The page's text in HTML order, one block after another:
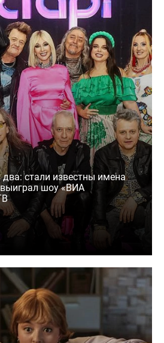
два: стали известны имена
шоу «ВИА